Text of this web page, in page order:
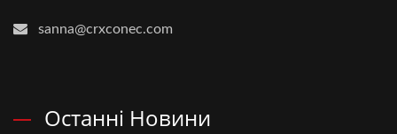
sanna@crxconec.com
Останні Новини